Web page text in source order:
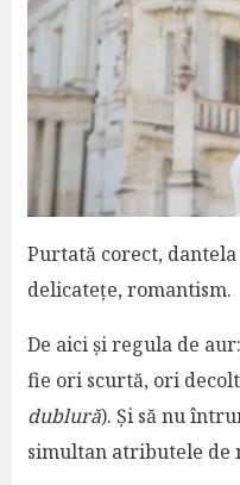
Purtată corect,
delicatețe, romantism.
De aici și regula de
fie ori scurtă, ori
dublură). Și să nu
simultan atributele de